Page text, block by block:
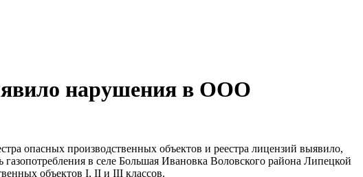
нарушения в ООО
опасных производственных объектов и реестра лицензий выявило,
в селе Большая Ивановка Воловского района Липецкой
объектов I, II и III классов.